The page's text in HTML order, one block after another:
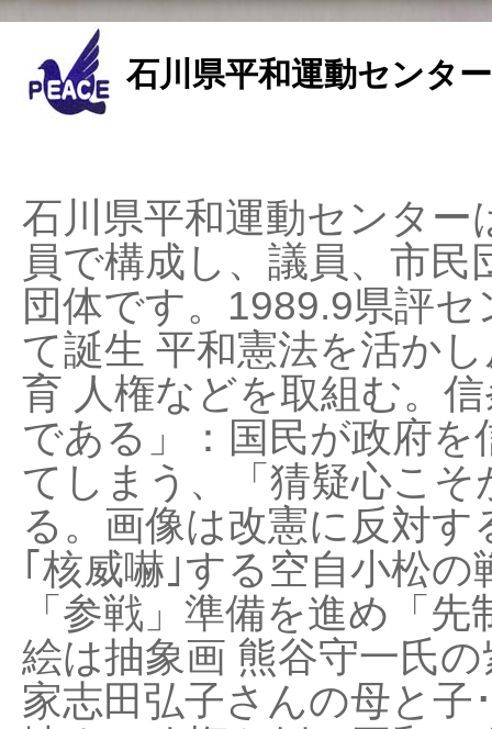
石川県平和運動センタ
石川県平和運動センタ
員で構成し、議員、市
団体です。1989.9県評
て誕生 平和憲法を活か
育 人権などを取組む。
である」：国民が政府
てしまう、「猜疑心こ
る。画像は改憲に反対
｢核威嚇｣する空自小松
「参戦」準備を進め「
絵は抽象画 熊谷守一氏
家志田弘子さんの母と子